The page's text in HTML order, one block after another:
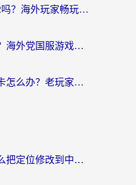
外国人打新大话西游2吗？海外玩家畅玩国服游戏的终极加速器指南
非洲能玩小森生活吗？海外党国服游戏加速器终极指南（附阿根廷CF手游帕斯卡契约解决方案）
在国外玩萤火突击很卡怎么办？老玩家亲测有效的加速器选择指南
在马来西亚用得到怎么把定位修改到中国国内？留学生亲测有效的追剧看片攻略